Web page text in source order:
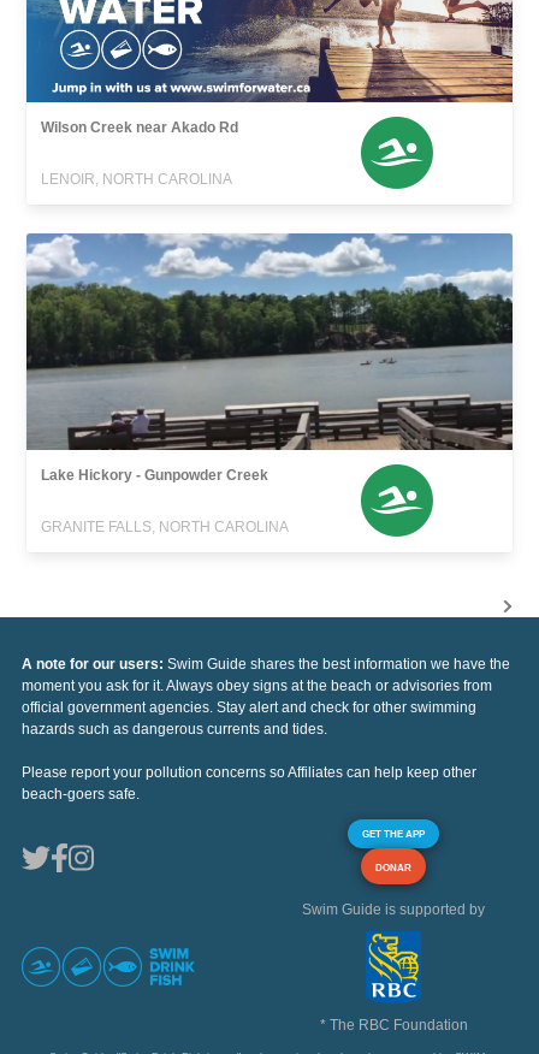
Wilson Creek near Akado Rd
LENOIR, NORTH CAROLINA
Lake Hickory - Gunpowder Creek
GRANITE FALLS, NORTH CAROLINA
A note for our users: Swim Guide shares the best information we have the
moment you ask for it. Always obey signs at the beach or advisories from
official government agencies. Stay alert and check for other swimming
hazards such as dangerous currents and tides.
Please report your pollution concerns so Affiliates can help keep other
beach-goers safe.
GET THE APP
DONAR
Swim Guide is supported by
* The RBC Foundation